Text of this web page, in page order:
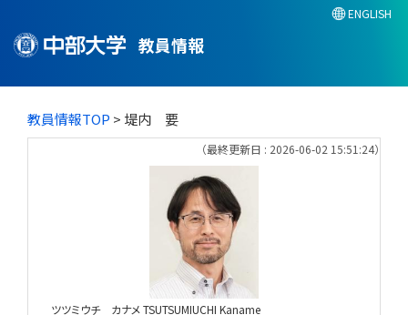
教員情報
ENGLISH
教員情報TOP > 堤内 要
（最終更新日 : 2026-06-02 15:51:24）
ツツミウチ カナメTSUTSUMIUCHI Kaname